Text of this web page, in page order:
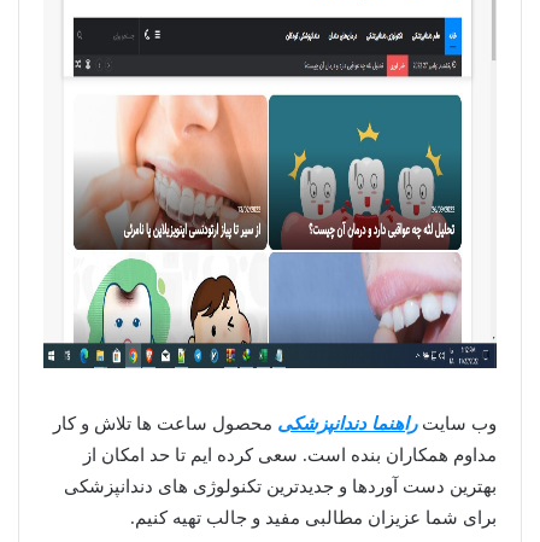
وب سایتراهنما دندانپزشکی محصول ساعت ها تلاش و کار
مداوم همکاران بنده است. سعی کرده ایم تا حد امکان از
بهترین دست آوردها و جدیدترین تکنولوژی های دندانپزشکی
برای شما عزیزان مطالبی مفید و جالب تهیه کنیم.